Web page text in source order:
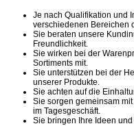
Je nach Qualifikation und
verschiedenen Bereichen
Sie beraten unsere
Freundlichkeit.
Sie wirken bei der
Sortiments mit.
Sie unterstützen bei der
unserer Produkte.
Sie achten auf die
Sie sorgen gemeinsam
im Tagesgeschäft.
Sie bringen Ihre Ideen